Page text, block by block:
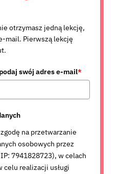
otrzymasz jedną lekcję,
mail. Pierwszą lekcję
swój adres e-mail*
na przetwarzanie
osobowych przez
7941828723), w celach
celu realizacji usługi